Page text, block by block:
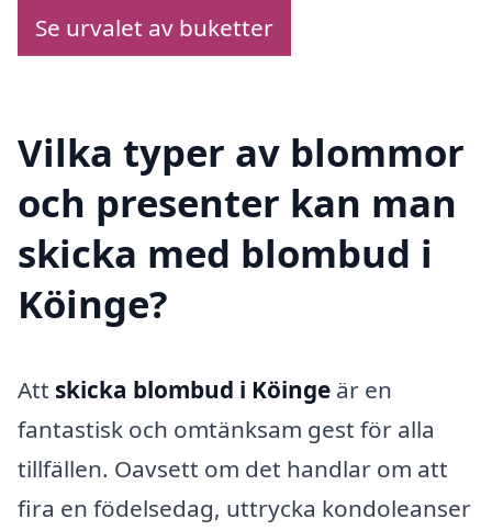
Se urvalet av buketter
Vilka typer av blommor
och presenter kan man
skicka med blombud i
Köinge?
Att skicka blombud i Köinge är en
fantastisk och omtänksam gest för alla
tillfällen. Oavsett om det handlar om att
fira en födelsedag, uttrycka kondoleanser